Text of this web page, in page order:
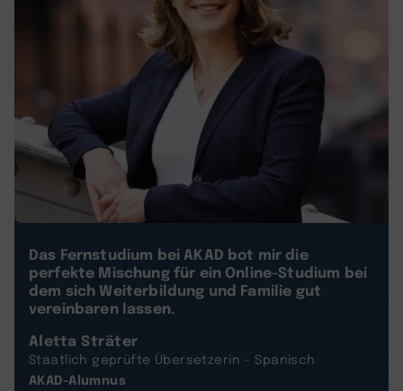
Das Fernstudium bei AKAD bot mir die
perfekte Mischung für ein Online-Studium bei
dem sich Weiterbildung und Familie gut
vereinbaren lassen.
Aletta Sträter
Staatlich geprüfte Übersetzerin - Spanisch
AKAD-Alumnus